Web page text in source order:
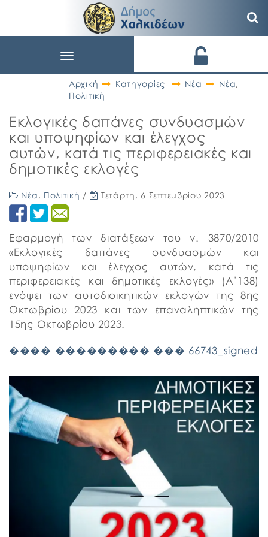
Toggle
Αρχική
Κατηγορίες Νέα Νέα,
Πολιτική
Εκλογικές δαπάνες συνδυασμών
και υποψηφίων και έλεγχος
αυτών, κατά τις περιφερειακές και
δημοτικές εκλογές
Νέα , Πολιτική / Τετάρτη, 6 Σεπτεμβρίου 2023
Εφαρμογή των διατάξεων του ν. 3870/2010
«Εκλογικές δαπάνες συνδυασμών και
υποψηφίων και έλεγχος αυτών, κατά τις
περιφερειακές και δημοτικές εκλογές» (Α΄138)
ενόψει των αυτοδιοικητικών εκλογών της 8ης
Οκτωβρίου 2023 και των επαναληπτικών της
15ης Οκτωβρίου 2023.
���� ��������� ��� 66743_signed